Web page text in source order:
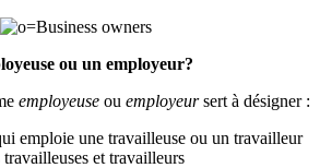
ou un employeur?
employeuse ou employeursert à désigner :
emploie une travailleuse ou un travailleur
et travailleurs